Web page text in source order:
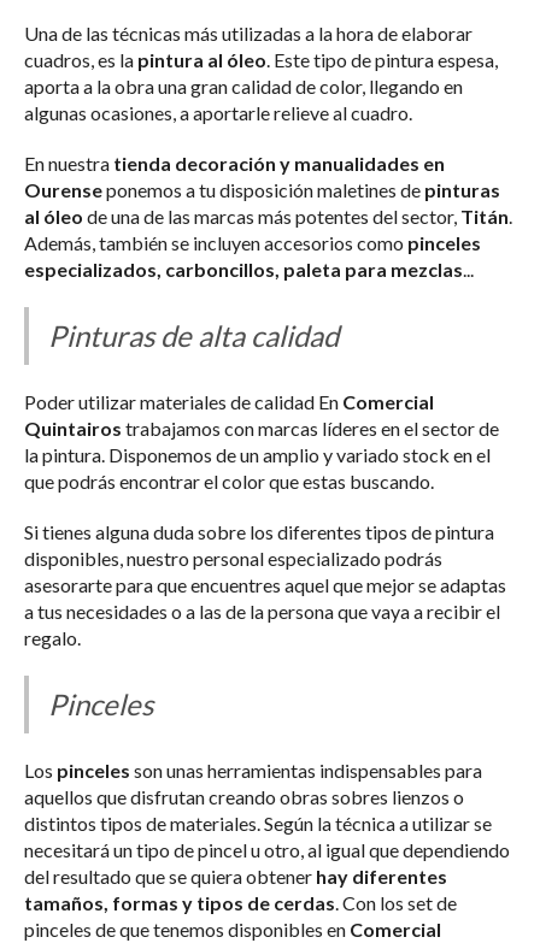
Una de las técnicas más utilizadas a la hora de elaborar
cuadros, es la pintura al óleo. Este tipo de pintura espesa,
aporta a la obra una gran calidad de color, llegando en
algunas ocasiones, a aportarle relieve al cuadro.
En nuestra tienda decoración y manualidades en
Ourenseponemos a tu disposición maletines de pinturas
al óleo de una de las marcas más potentes del sector, Titán.
Además, también se incluyen accesorios como pinceles
especializados, carboncillos, paleta para mezclas...
Pinturas de alta calidad
Poder utilizar materiales de calidad En Comercial
Quintairos trabajamos con marcas líderes en el sector de
la pintura. Disponemos de un amplio y variado stock en el
que podrás encontrar el color que estas buscando.
Si tienes alguna duda sobre los diferentes tipos de pintura
disponibles, nuestro personal especializado podrás
asesorarte para que encuentres aquel que mejor se adaptas
a tus necesidades o a las de la persona que vaya a recibir el
regalo.
Pinceles
Los pinceles son unas herramientas indispensables para
aquellos que disfrutan creando obras sobres lienzos o
distintos tipos de materiales. Según la técnica a utilizar se
necesitará un tipo de pincel u otro, al igual que dependiendo
del resultado que se quiera obtener hay diferentes
tamaños, formas y tipos de cerdas. Con los set de
pinceles de que tenemos disponibles en Comercial